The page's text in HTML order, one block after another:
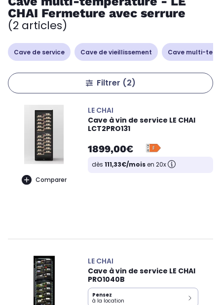
CHAI Fermeture avec serrure
(2 articles)
Cave de service Cave de vieillissement Cave multi-
Filtrer (2)
Comparer
LE CHAI
Cave à vin de service LE CHAI
LCT2PRO131
1899,00€
dès 111,33€/moisen 20x
LE CHAI
Cave à vin de service LE CHAI
PRO1040B
Pensez
à la location